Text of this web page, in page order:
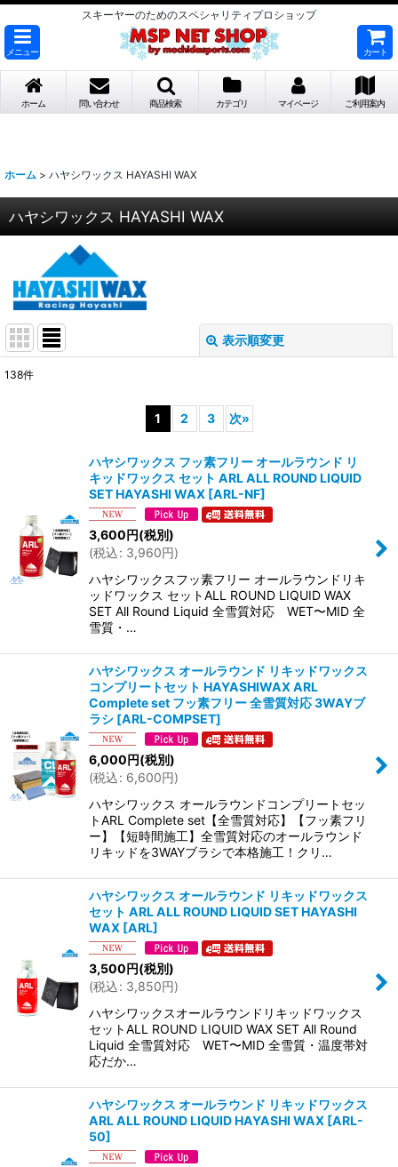
スキーヤーのためのスペシャリティプロショップ
メニュー カート
ホーム 問い合わせ 商品検索 カテゴリ マイページ ご利用案内
ホーム > ハヤシワックス HAYASHI WAX
ハヤシワックス HAYASHI WAX
表示順変更
138件
1 2 3 次»
ハヤシワックス フッ素フリー オールラウンド リ
キッドワックス セット ARL ALL ROUND LIQUID
SET HAYASHI WAX [ARL-NF]
3,600円(税別)
(税込: 3,960円)
ハヤシワックスフッ素フリー オールラウンドリキ
ッドワックス セットALL ROUND LIQUID WAX
SET All Round Liquid 全雪質対応 WET〜MID 全
雪質・…
ハヤシワックス オールラウンド リキッドワックス
コンプリートセット HAYASHIWAX ARL
Complete set フッ素フリー 全雪質対応 3WAYブ
ラシ [ARL-COMPSET]
6,000円(税別)
(税込: 6,600円)
ハヤシワックス オールラウンドコンプリートセッ
トARL Complete set【全雪質対応】【フッ素フリ
ー】【短時間施工】全雪質対応のオールラウンド
リキッドを3WAYブラシで本格施工！クリ…
ハヤシワックス オールラウンド リキッドワックス
セット ARL ALL ROUND LIQUID SET HAYASHI
WAX [ARL]
3,500円(税別)
(税込: 3,850円)
ハヤシワックスオールラウンドリキッドワックス
セットALL ROUND LIQUID WAX SET All Round
Liquid 全雪質対応 WET〜MID 全雪質・温度帯対
応だか…
ハヤシワックス オールラウンド リキッドワックス
ARL ALL ROUND LIQUID HAYASHI WAX [ARL-
50]